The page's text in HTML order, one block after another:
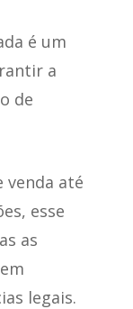
é um
a
de
venda até
, esse
as
legais.